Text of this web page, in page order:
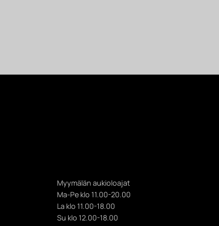
Myymälän aukioloajat
Ma-Pe klo 11.00-20.00
La klo 11.00-18.00
Su klo 12.00-18.00